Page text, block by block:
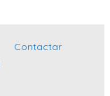
Contactar